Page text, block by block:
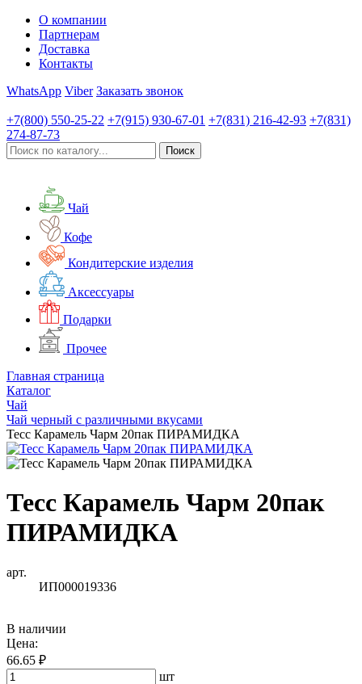
О компании
Партнерам
Доставка
Контакты
WhatsApp Viber Заказать звонок
+7(800) 550-25-22 +7(915) 930-67-01 +7(831) 216-42-93 +7(831)
274-87-73
Чай
Кофе
Кондитерские изделия
Аксессуары
Подарки
Прочее
Главная страница
Каталог
Чай
Чай черный с различными вкусами
Тесс Карамель Чарм 20пак ПИРАМИДКА
Тесс Карамель Чарм 20пак
ПИРАМИДКА
арт.
ИП000019336
В наличии
Цена:
66.65 ₽
шт